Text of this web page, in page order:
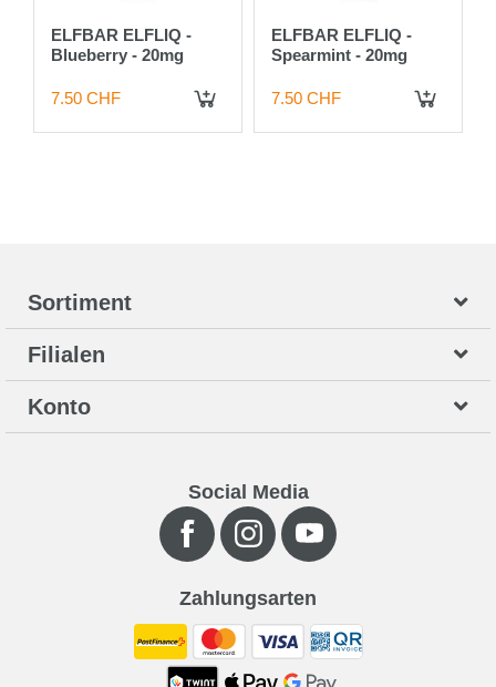
ELFBAR ELFLIQ -
Blueberry - 20mg
7.50 CHF
ELFBAR ELFLIQ -
Spearmint - 20mg
7.50 CHF
Sortiment
Filialen
Konto
Social Media
Zahlungsarten